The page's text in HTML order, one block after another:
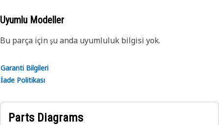
Uyumlu Modeller
Bu parça için şu anda uyumluluk bilgisi yok.
Garanti Bilgileri
İade Politikası
Parts Diagrams